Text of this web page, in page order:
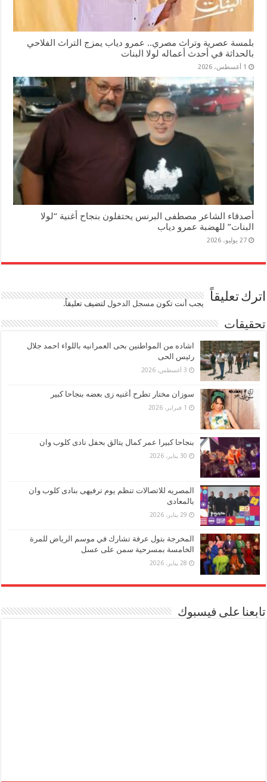
بلمسة عصرية وتراث مصري.. عمرو دياب يمزج التراث الفلاحي
بالحداثة في أحدث أعماله لولا البنات
1 أغسطس، 2026
أصدقاء الشاعر مصطفى البرنس يحتفلون بنجاح أغنية “لولا
البنات” للهضبة عمرو دياب
27 يوليو، 2026
اترك تعليقاً يجب أنت تكون مسجل الدخول لتضيف تعليقاً.
تحقيقات
اشاده من المواطنين بحى العمرانيه باللواء احمد جلال
رئيس الحى
3 أغسطس، 2026
سوزان مختار تطرح أغنيه زى بعضه بنجاحا كبير
1 فبراير، 2026
بنجاحا كبيرا عمر كمال يتالق بحفل نادى كلوب وان
30 يناير، 2026
المصريه للاتصالات تنظم يوم ترفيهى بنادى كلوب وان
بالمعادى
29 يناير، 2026
المخرجة بتول عرفة تشارك في موسم الرياض للمرة
الخامسة بمسرحية سمن على عسل
28 يناير، 2026
تابعنا على فيسبوك